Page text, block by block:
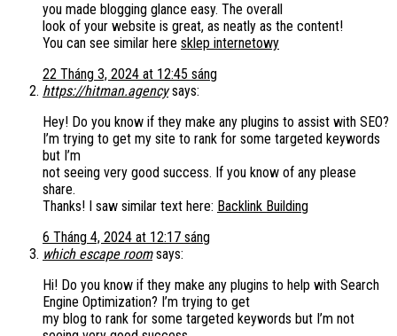
you made blogging glance easy. The overall
look of your website is great, as neatly as the content!
You can see similar here sklep internetowy
22 Tháng 3, 2024 at 12:45 sáng
https://hitman.agency says:
Hey! Do you know if they make any plugins to assist with SEO?
I’m trying to get my site to rank for some targeted keywords
but I’m
not seeing very good success. If you know of any please
share.
Thanks! I saw similar text here: Backlink Building
6 Tháng 4, 2024 at 12:17 sáng
which escape room says:
Hi! Do you know if they make any plugins to help with Search
Engine Optimization? I’m trying to get
my blog to rank for some targeted keywords but I’m not